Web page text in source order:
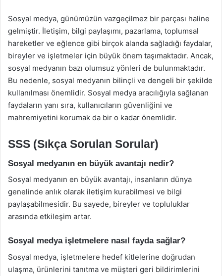
Sosyal medya, günümüzün vazgeçilmez bir parçası haline
gelmiştir. İletişim, bilgi paylaşımı, pazarlama, toplumsal
hareketler ve eğlence gibi birçok alanda sağladığı faydalar,
bireyler ve işletmeler için büyük önem taşımaktadır. Ancak,
sosyal medyanın bazı olumsuz yönleri de bulunmaktadır.
Bu nedenle, sosyal medyanın bilinçli ve dengeli bir şekilde
kullanılması önemlidir. Sosyal medya aracılığıyla sağlanan
faydaların yanı sıra, kullanıcıların güvenliğini ve
mahremiyetini korumak da bir o kadar önemlidir.
SSS (Sıkça Sorulan Sorular)
Sosyal medyanın en büyük avantajı nedir?
Sosyal medyanın en büyük avantajı, insanların dünya
genelinde anlık olarak iletişim kurabilmesi ve bilgi
paylaşabilmesidir. Bu sayede, bireyler ve topluluklar
arasında etkileşim artar.
Sosyal medya işletmelere nasıl fayda sağlar?
Sosyal medya, işletmelere hedef kitlelerine doğrudan
ulaşma, ürünlerini tanıtma ve müşteri geri bildirimlerini